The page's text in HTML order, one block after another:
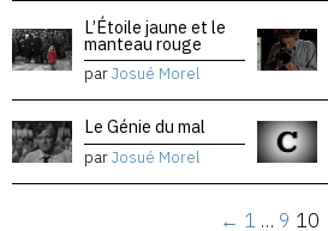
L’Étoile jaune et le
manteau rouge
parJosué Morel
Le Génie du mal
parJosué Morel
← 1 … 9 10